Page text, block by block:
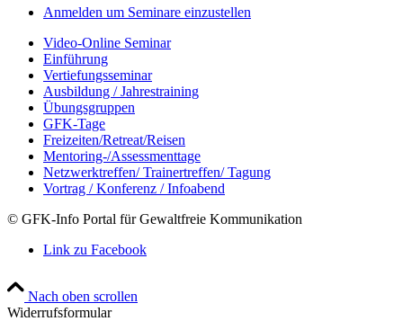
Anmelden um Seminare einzustellen
Video-Online Seminar
Einführung
Vertiefungsseminar
Ausbildung / Jahrestraining
Übungsgruppen
GFK-Tage
Freizeiten/Retreat/Reisen
Mentoring-/Assessmenttage
Netzwerktreffen/ Trainertreffen/ Tagung
Vortrag / Konferenz / Infoabend
© GFK-Info Portal für Gewaltfreie Kommunikation
Link zu Facebook
Nach oben scrollen
Widerrufsformular